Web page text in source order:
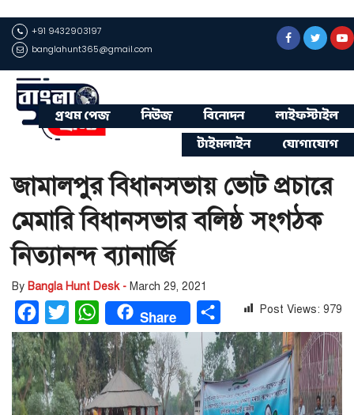
+91 9432903197
banglahunt365@gmail.com
প্রথম পেজ নিউজ বিনোদন
লাইফস্টাইল
টাইমলাইন
যোগাযোগ
জামালপুর বিধানসভায় ভোট প্রচারে
মেমারি বিধানসভার বলিষ্ঠ সংগঠক
নিত্যানন্দ ব্যানার্জি
By Bangla Hunt Desk - March 29, 2021
Facebook
Twitter WhatsAppShare Share Post Views: 979